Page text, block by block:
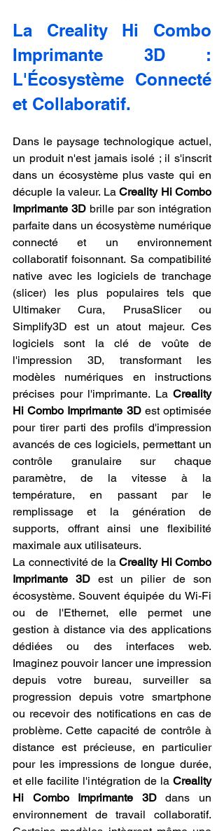
La Creality Hi Combo
Imprimante 3D :
L'Écosystème Connecté
et Collaboratif.
Dans le paysage technologique actuel,
un produit n'est jamais isolé ; il s'inscrit
dans un écosystème plus vaste qui en
décuple la valeur. La Creality Hi Combo
Imprimante 3D brille par son intégration
parfaite dans un écosystème numérique
connecté et un environnement
collaboratif foisonnant. Sa compatibilité
native avec les logiciels de tranchage
(slicer) les plus populaires tels que
Ultimaker Cura, PrusaSlicer ou
Simplify3D est un atout majeur. Ces
logiciels sont la clé de voûte de
l'impression 3D, transformant les
modèles numériques en instructions
précises pour l'imprimante. La Creality
Hi Combo Imprimante 3D est optimisée
pour tirer parti des profils d'impression
avancés de ces logiciels, permettant un
contrôle granulaire sur chaque
paramètre, de la vitesse à la
température, en passant par le
remplissage et la génération de
supports, offrant ainsi une flexibilité
maximale aux utilisateurs.
La connectivité de la Creality Hi Combo
Imprimante 3D est un pilier de son
écosystème. Souvent équipée du Wi-Fi
ou de l'Ethernet, elle permet une
gestion à distance via des applications
dédiées ou des interfaces web.
Imaginez pouvoir lancer une impression
depuis votre bureau, surveiller sa
progression depuis votre smartphone
ou recevoir des notifications en cas de
problème. Cette capacité de contrôle à
distance est précieuse, en particulier
pour les impressions de longue durée,
et elle facilite l'intégration de la Creality
Hi Combo Imprimante 3D dans un
environnement de travail collaboratif.